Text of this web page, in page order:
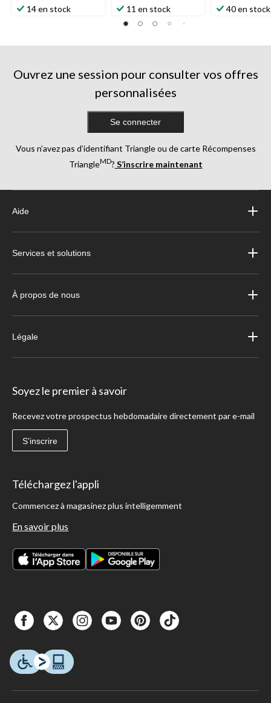
14 en stock 11 en stock 40 en stock
Ouvrez une session pour consulter vos offres
personnalisées
Se connecter
Vous n’avez pas d’identifiant Triangle ou de carte Récompenses
TriangleMD? S’inscrire maintenant
Aide
Services et solutions
À propos de nous
Légale
Soyez le premier à savoir
Recevez votre prospectus hebdomadaire directement par e-mail
S'inscrire
Téléchargez l'appli
Commencez à magasinez plus intelligemment
En savoir plus